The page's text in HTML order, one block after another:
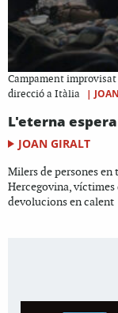
Campament
direcció a Itàlia
|
L'eterna
JOAN GIRALT
Milers de persones en
Hercegovina, víctimes
devolucions en calent